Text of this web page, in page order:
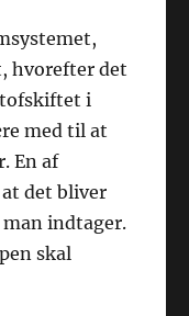
hvorefter det
i
med til at
En af
at det bliver
indtager.
skal